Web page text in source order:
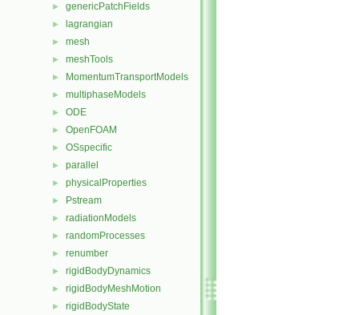
► genericPatchFields
► lagrangian
► mesh
► meshTools
► MomentumTransportModels
► multiphaseModels
► ODE
► OpenFOAM
► OSspecific
► parallel
► physicalProperties
► Pstream
► radiationModels
► randomProcesses
► renumber
► rigidBodyDynamics
► rigidBodyMeshMotion
► rigidBodyState